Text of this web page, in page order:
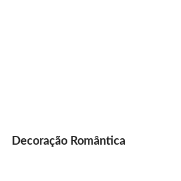
Decoração Romântica